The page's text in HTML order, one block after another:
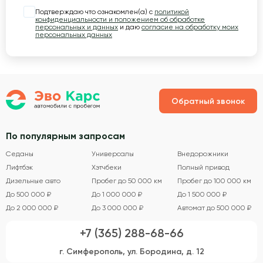
Подтверждаю что ознакомлен(а) с политикой
конфиденциальности и положением об обработке
персональных и данных и даю согласие на обработку моих
персональных данных
Обратный звонок
По популярным запросам
Седаны Универсалы
Внедорожники
Лифтбэк
Хэтчбеки
Полный привод
Дизельные авто
Пробег до 50 000 км
Пробег до 100 000 км
До 500 000 ₽
До 1 000 000 ₽
До 1 500 000 ₽
До 2 000 000 ₽
До 3 000 000 ₽ Автомат до 500 000 ₽
+7 (365) 288-68-66
г. Симферополь, ул. Бородина, д. 12